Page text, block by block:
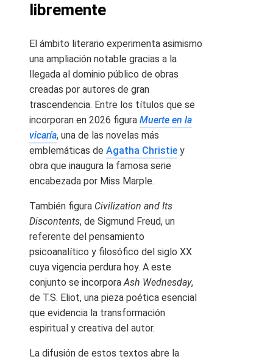
libremente
El ámbito literario experimenta asimismo
una ampliación notable gracias a la
llegada al dominio público de obras
creadas por autores de gran
trascendencia. Entre los títulos que se
incorporan en 2026 figura Muerte en la
vicaría, una de las novelas más
emblemáticas de Agatha Christie y
obra que inaugura la famosa serie
encabezada por Miss Marple.
También figura Civilization and Its
Discontents, de Sigmund Freud, un
referente del pensamiento
psicoanalítico y filosófico del siglo XX
cuya vigencia perdura hoy. A este
conjunto se incorporaAsh Wednesday,
de T.S. Eliot, una pieza poética esencial
que evidencia la transformación
espiritual y creativa del autor.
La difusión de estos textos abre la